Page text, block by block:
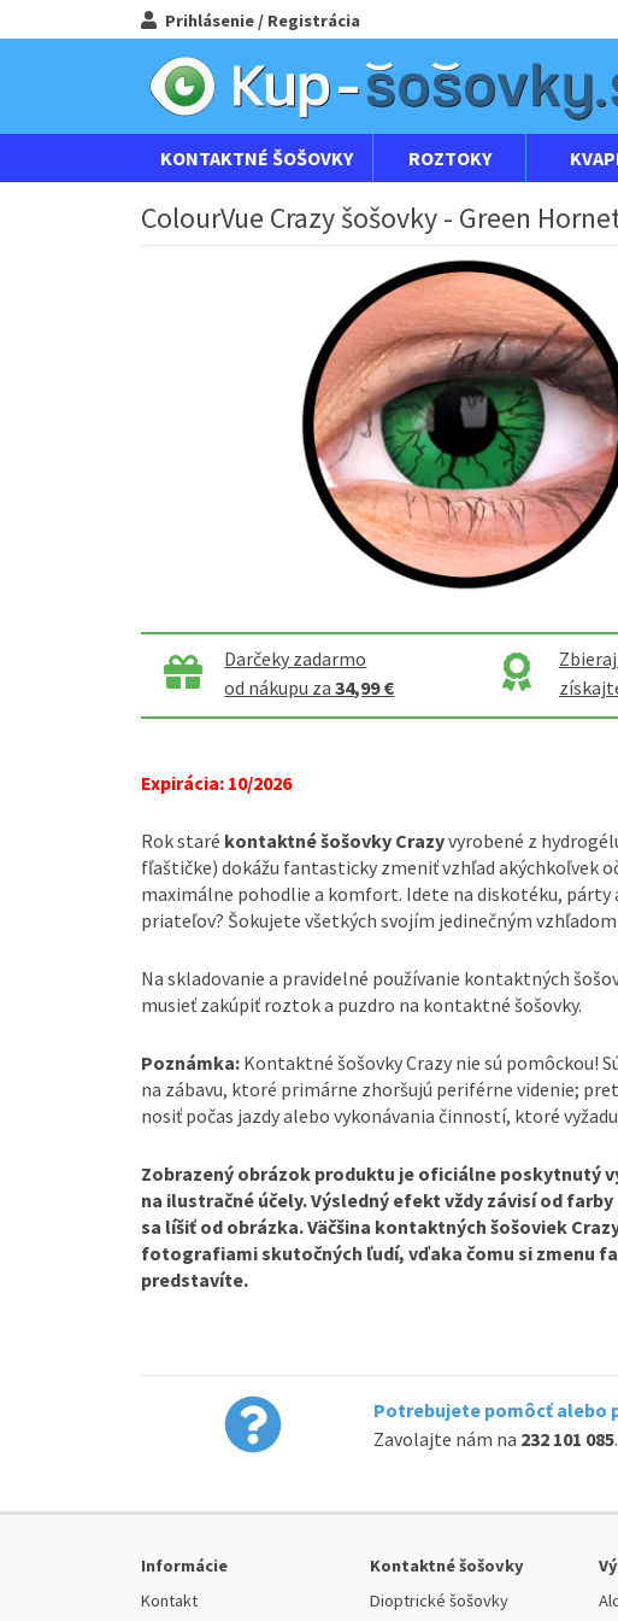
Prihlásenie / Registrácia
KONTAKTNÉ ŠOŠOVKY ROZTOKY
ColourVue Crazy šošovky - Green
Darčeky zadarmo
od nákupu za34,99 €
Expirácia: 10/2026
Rok staré kontaktné šošovky Crazyvyrobené z
fľaštičke) dokážu fantasticky zmeniť vzhľad akýchkoľvek
maximálne pohodlie a komfort. Idete na diskotéku, párty
priateľov? Šokujete všetkých svojím jedinečným
Na skladovanie a pravidelné používanie kontaktných
musieť zakúpiť roztok a puzdro na kontaktné šošovky.
Poznámka: Kontaktné šošovky Crazy nie sú pomôckou!
na zábavu, ktoré primárne zhoršujú periférne videnie;
nosiť počas jazdy alebo vykonávania činností, ktoré
Zobrazený obrázok produktu je oficiálne poskytnutý
na ilustračné účely. Výsledný efekt vždy závisí od
sa líšiť od obrázka. Väčšina kontaktných šošoviek
fotografiami skutočných ľudí, vďaka čomu si zmenu
predstavíte.
Potrebujete pomôcť alebo
Zavolajte nám na 232 101 085.
Informácie
Kontakt
Kontaktné šošovky
Dioptrické šošovky